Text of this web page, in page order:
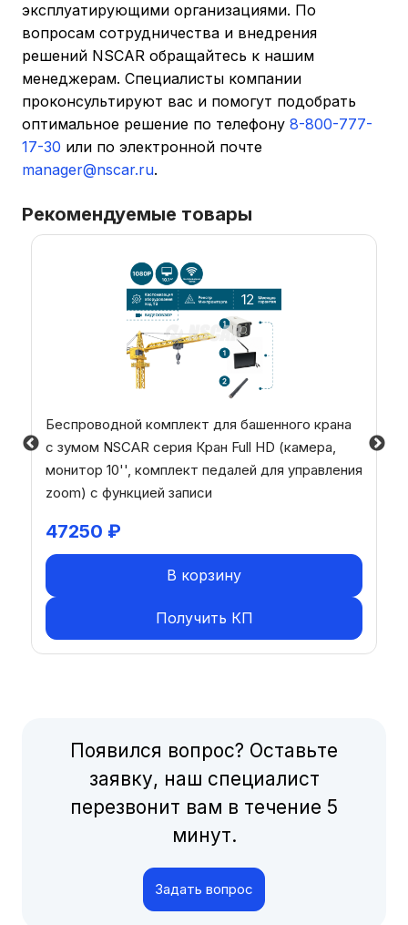
эксплуатирующими организациями. По
вопросам сотрудничества и внедрения
решений NSCAR обращайтесь к нашим
менеджерам. Специалисты компании
проконсультируют вас и помогут подобрать
оптимальное решение по телефону 8-800-777-
17-30 или по электронной почте
manager@nscar.ru.
Рекомендуемые товары
Беспроводной комплект для башенного крана
с зумом NSCAR серия Кран Full HD (камера,
монитор 10'', комплект педалей для управления
zoom) с функцией записи
47250 ₽
В корзину
Получить КП
Появился вопрос? Оставьте
заявку, наш специалист
перезвонит вам в течение 5
минут.
Задать вопрос